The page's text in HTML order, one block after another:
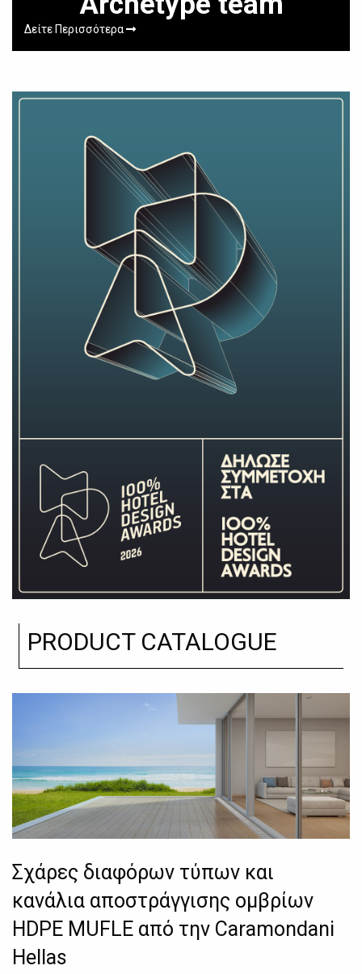
Δείτε Περισσότερα
PRODUCT CATALOGUE
Σχάρες διαφόρων τύπων και
κανάλια αποστράγγισης ομβρίων
HDPE MUFLE από την Caramondani
Hellas